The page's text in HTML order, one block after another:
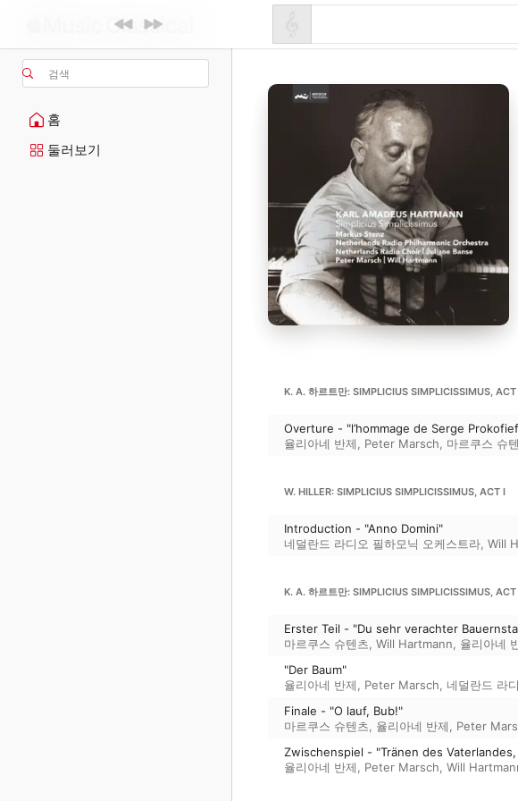
검색
홈
둘러보기
K. A. 하르트만: SIMPLICIUS SIMPLICISSIMUS, ACT
Overture - "l’hommage de Serge
율리아네 반제 , Peter Marsch, 마르쿠스 슈
W. HILLER: SIMPLICIUS SIMPLICISSIMUS, ACT I
Introduction - "Anno Domini"
네덜란드 라디오 필하모닉 오케스트라, Will
K. A. 하르트만: SIMPLICIUS SIMPLICISSIMUS, ACT
Erster Teil - "Du sehr verachter
마르쿠스 슈텐츠, Will Hartmann, 율리아네
"Der Baum"
율리아네 반제 , Peter Marsch, 네덜란드 라
Finale - "O lauf, Bub!"
마르쿠스 슈텐츠, 율리아네 반제 , Peter
Zwischenspiel - "Tränen des
율리아네 반제 , Peter Marsch, Will